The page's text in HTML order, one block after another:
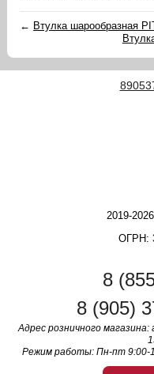
← Втулка шарообразная
2019-
ОГРН:
8
8 (905)
Адрес розничного
Режим работы: Пн-пт 9:00-